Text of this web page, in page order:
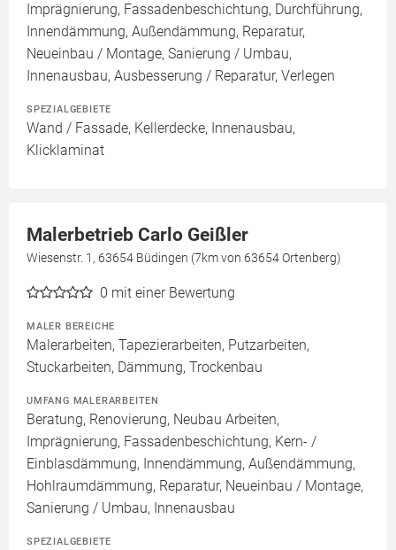
Imprägnierung, Fassadenbeschichtung, Durchführung,
Innendämmung, Außendämmung, Reparatur,
Neueinbau / Montage, Sanierung / Umbau,
Innenausbau, Ausbesserung / Reparatur, Verlegen
SPEZIALGEBIETE
Wand / Fassade, Kellerdecke, Innenausbau,
Klicklaminat
Malerbetrieb Carlo Geißler
Wiesenstr. 1, 63654 Büdingen (7km von 63654 Ortenberg)
0 mit einer Bewertung
MALER BEREICHE
Malerarbeiten, Tapezierarbeiten, Putzarbeiten,
Stuckarbeiten, Dämmung, Trockenbau
UMFANG MALERARBEITEN
Beratung, Renovierung, Neubau Arbeiten,
Imprägnierung, Fassadenbeschichtung, Kern- /
Einblasdämmung, Innendämmung, Außendämmung,
Hohlraumdämmung, Reparatur, Neueinbau / Montage,
Sanierung / Umbau, Innenausbau
SPEZIALGEBIETE